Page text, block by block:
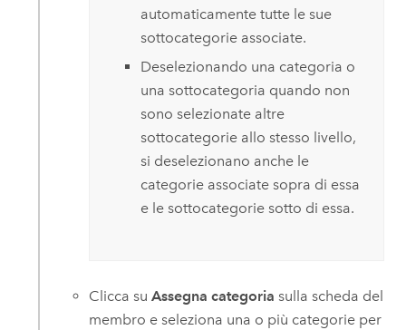
automaticamente tutte le sue
sottocategorie associate.
Deselezionando una categoria o
una sottocategoria quando non
sono selezionate altre
sottocategorie allo stesso livello,
si deselezionano anche le
categorie associate sopra di essa
e le sottocategorie sotto di essa.
Clicca suAssegna categoria sulla scheda del
membro e seleziona una o più categorie per